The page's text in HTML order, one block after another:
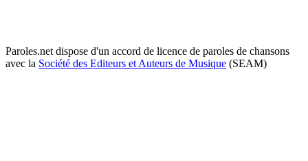
Paroles.net dispose d'un accord de licence de paroles de chansons
avec la Société des Editeurs et Auteurs de Musique (SEAM)